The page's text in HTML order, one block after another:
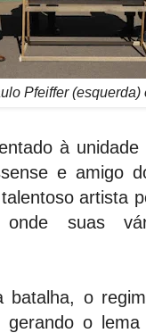
Pfeiffer (esquerda)
à
e amigo
artista
suas
batalha, o
gerando o